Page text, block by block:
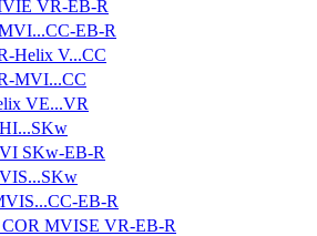
VR-EB-R
EB-R
Helix V...CC
MVI...CC
VE...VR
SKw-EB-R
EB-R
MVISE VR-EB-R